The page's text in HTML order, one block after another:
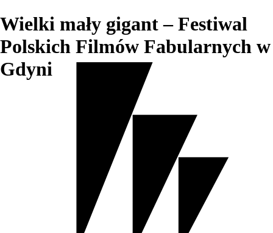
Wielki mały gigant – Festiwal
Polskich Filmów Fabularnych w
Gdyni